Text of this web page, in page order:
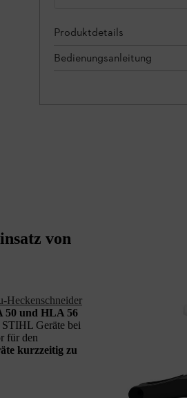
Produktdetails
Bedienungsanleitung
von
Heckenschneider
50 und HLA 56
Geräte bei
für den
kurzzeitig zu